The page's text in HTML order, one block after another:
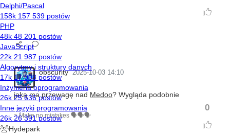
obscurity 2025-10-03 14:10
0
jaką ma przewagę nad Medoo? Wygląda podobnie
> Make no mistakes 🗣️🗣️🗣️